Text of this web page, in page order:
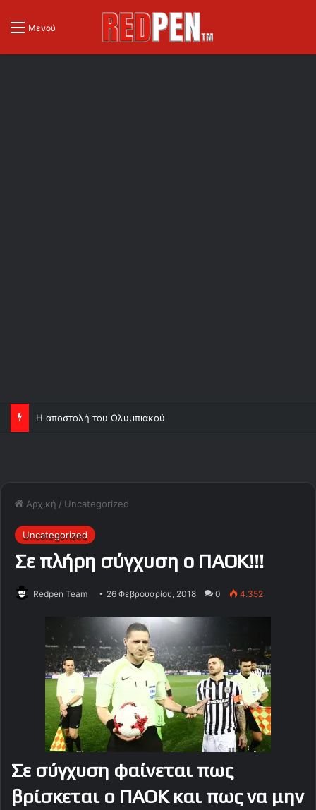
Μενού
Η αποστολή του Ολυμπιακού
Αρχική / Uncategorized
Uncategorized
Σε πλήρη σύγχυση ο ΠΑΟΚ!!!
Redpen Team 26 Φεβρουαρίου, 2018 0 4.352
Σε σύγχυση φαίνεται πως
βρίσκεται ο ΠΑΟΚ και πως να μην